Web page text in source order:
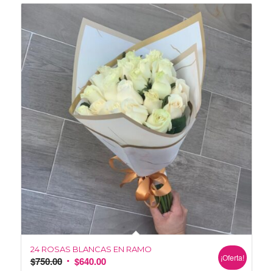
24 ROSAS BLANCAS EN RAMO
$750.00 $640.00 ¡Oferta!